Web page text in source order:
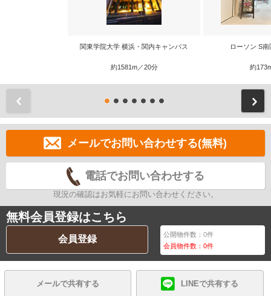
関東学院大学 横浜・関内キャンパス
約1581m／20分
ローソン S
約
メールでお問い合わせする(無料)
電話でお問い合わせする
現況の確認はお気軽にお問い合わせください。
無料会員登録はこちら
会員登録 公開物件数：0件
会員物件数：0件
メールで共有する LINEで共有する